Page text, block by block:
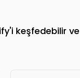
keşfedebilir